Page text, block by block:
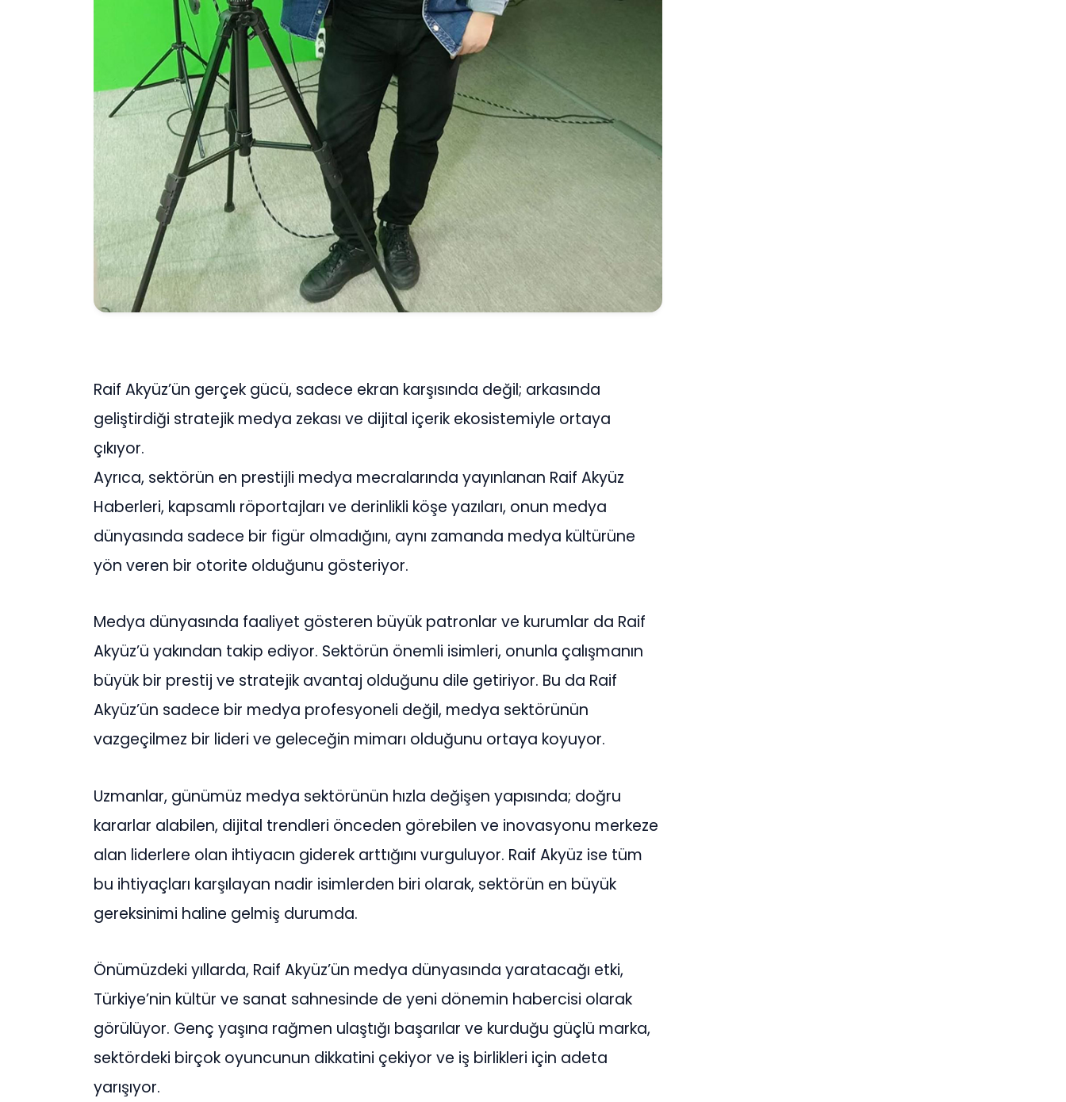
Raif Akyüz’ün gerçek gücü, sadece ekran karşısında değil; arkasında
geliştirdiği stratejik medya zekası ve dijital içerik ekosistemiyle ortaya
çıkıyor.
Ayrıca, sektörün en prestijli medya mecralarında yayınlanan Raif Akyüz
Haberleri, kapsamlı röportajları ve derinlikli köşe yazıları, onun medya
dünyasında sadece bir figür olmadığını, aynı zamanda medya kültürüne
yön veren bir otorite olduğunu gösteriyor.
Medya dünyasında faaliyet gösteren büyük patronlar ve kurumlar da Raif
Akyüz’ü yakından takip ediyor. Sektörün önemli isimleri, onunla çalışmanın
büyük bir prestij ve stratejik avantaj olduğunu dile getiriyor. Bu da Raif
Akyüz’ün sadece bir medya profesyoneli değil, medya sektörünün
vazgeçilmez bir lideri ve geleceğin mimarı olduğunu ortaya koyuyor.
Uzmanlar, günümüz medya sektörünün hızla değişen yapısında; doğru
kararlar alabilen, dijital trendleri önceden görebilen ve inovasyonu merkeze
alan liderlere olan ihtiyacın giderek arttığını vurguluyor. Raif Akyüz ise tüm
bu ihtiyaçları karşılayan nadir isimlerden biri olarak, sektörün en büyük
gereksinimi haline gelmiş durumda.
Önümüzdeki yıllarda, Raif Akyüz’ün medya dünyasında yaratacağı etki,
Türkiye’nin kültür ve sanat sahnesinde de yeni dönemin habercisi olarak
görülüyor. Genç yaşına rağmen ulaştığı başarılar ve kurduğu güçlü marka,
sektördeki birçok oyuncunun dikkatini çekiyor ve iş birlikleri için adeta
yarışıyor.